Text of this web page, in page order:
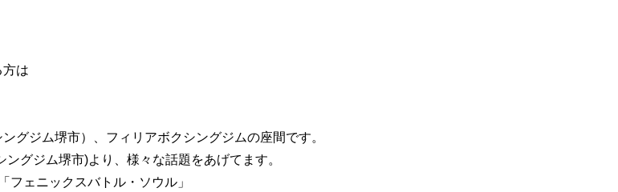
方は
グジム堺市）、フィリアボクシングジムの座間です。
グジム堺市)より、様々な話題をあげてます。
ェニックスバトル・ソウル」